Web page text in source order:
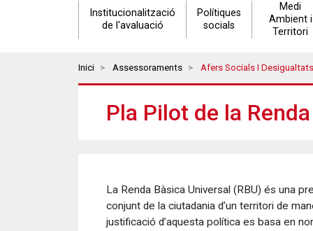
Secondary
navigation
Institucionalització
de l'avaluació
Polítiques
socials
Medi
Ambient i
Territori
Breadcrumbs
Inici Assessoraments Afers Socials I Desigualtats
Pla Pilot de la
La Renda Bàsica Universal (RBU) és una
conjunt de la ciutadania d’un territori de
justificació d’aquesta política es basa en